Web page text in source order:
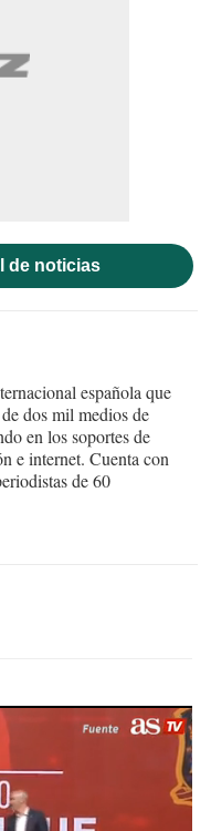
de noticias
española que
dos mil medios de
en los soportes de
e internet. Cuenta con
de 60